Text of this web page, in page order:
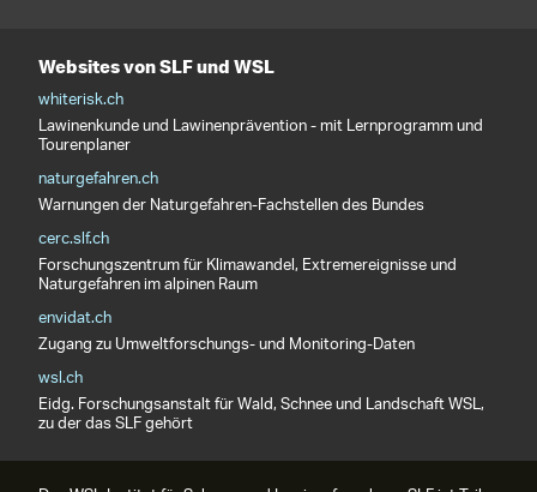
Websites von SLF und WSL
whiterisk.ch
Lawinenkunde und Lawinenprävention - mit Lernprogramm und
Tourenplaner
naturgefahren.ch
Warnungen der Naturgefahren-Fachstellen des Bundes
cerc.slf.ch
Forschungszentrum für Klimawandel, Extremereignisse und
Naturgefahren im alpinen Raum
envidat.ch
Zugang zu Umweltforschungs- und Monitoring-Daten
wsl.ch
Eidg. Forschungsanstalt für Wald, Schnee und Landschaft WSL,
zu der das SLF gehört